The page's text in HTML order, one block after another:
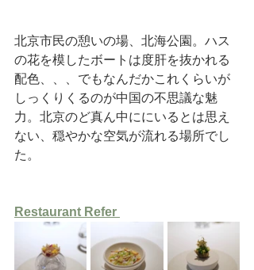
北京市民の憩いの場、北海公園。ハス
の花を模したボートは度肝を抜かれる
配色、、、でもなんだかこれくらいが
しっくりくるのが中国の不思議な魅
力。北京のど真ん中ににいるとは思え
ない、穏やかな空気が流れる場所でし
た。
Restaurant Refer